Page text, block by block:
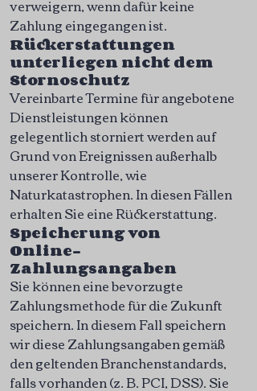
verweigern, wenn dafür keine
Zahlung eingegangen ist.
Rückerstattungen
unterliegen nicht dem
Stornoschutz
Vereinbarte Termine für angebotene
Dienstleistungen können
gelegentlich storniert werden auf
Grund von Ereignissen außerhalb
unserer Kontrolle, wie
Naturkatastrophen. In diesen Fällen
erhalten Sie eine Rückerstattung.
Speicherung von
Online-
Zahlungsangaben
Sie können eine bevorzugte
Zahlungsmethode für die Zukunft
speichern. In diesem Fall speichern
wir diese Zahlungsangaben gemäß
den geltenden Branchenstandards,
falls vorhanden (z. B. PCI, DSS). Sie